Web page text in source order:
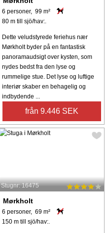
6 personer, 99 m²
80 m till sjö/hav:.
Dette veludstyrede feriehus nær
Mørkholt byder på en fantastisk
panoramaudsigt over kysten, som
nydes bedst fra den lyse og
rummelige stue. Det lyse og luftige
interiør skaber en behagelig og
indbydende ...
från 9.446 SEK
Stugnr: 16475
Mørkholt
6 personer, 69 m²
150 m till sjö/hav:.